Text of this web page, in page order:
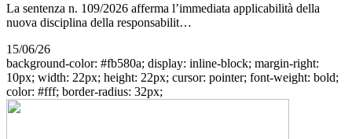
La sentenza n. 109/2026 afferma l’immediata applicabilità della
nuova disciplina della responsabilit…
15/06/26
background-color: #fb580a; display: inline-block; margin-right:
10px; width: 22px; height: 22px; cursor: pointer; font-weight: bold;
color: #fff; border-radius: 32px;